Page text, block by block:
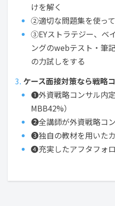
けを解く
②適切な問題集を使って
③EYストラテジー、ベ
ングのwebテスト・筆
の力試しをする
ケース面接対策なら戦略
➊外資戦略コンサル内
MBB42%）
❷全講師が外資戦略コ
❸独自の教材を用いた
❹充実したアフタフォ